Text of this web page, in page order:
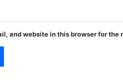
and website in this browser for the